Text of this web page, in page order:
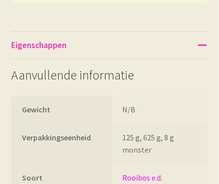
Eigenschappen
Aanvullende informatie
Gewicht N/B
Verpakkingseenheid
125 g, 625 g, 8 g
monster
Soort Rooibos e.d.